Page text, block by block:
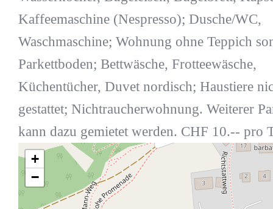
Kaffeemaschine (Nespresso); Dusche/WC,
Waschmaschine; Wohnung ohne Teppich
Parkettboden; Bettwäsche, Frotteewäsche,
Küchentücher, Duvet nordisch; Haustiere
gestattet; Nichtraucherwohnung. Weiterer
kann dazu gemietet werden. CHF 10.-- pro
+
−